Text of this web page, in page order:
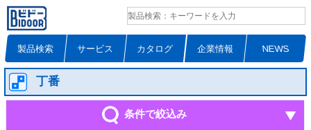
製品検索 サービス カタログ 企業情報 NEWS
丁番
条件で絞込み